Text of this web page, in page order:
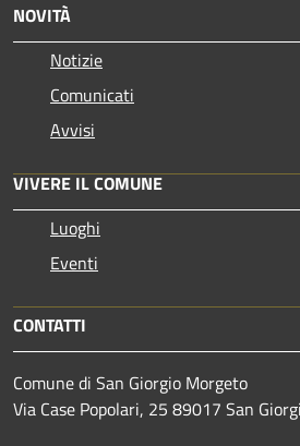
NOVITÀ
Notizie
Comunicati
Avvisi
VIVERE IL COMUNE
Luoghi
Eventi
CONTATTI
Comune di San Giorgio Morgeto
Via Case Popolari, 25 89017 San